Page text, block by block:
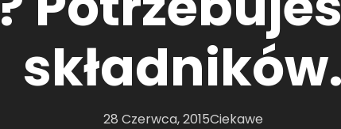
składników.
28 Czerwca, 2015Ciekawe